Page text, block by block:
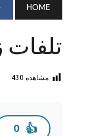
آگست 6, 2026 |
آگست 6, 2026
HOME
تلفات
مشاهده 430
👍
0